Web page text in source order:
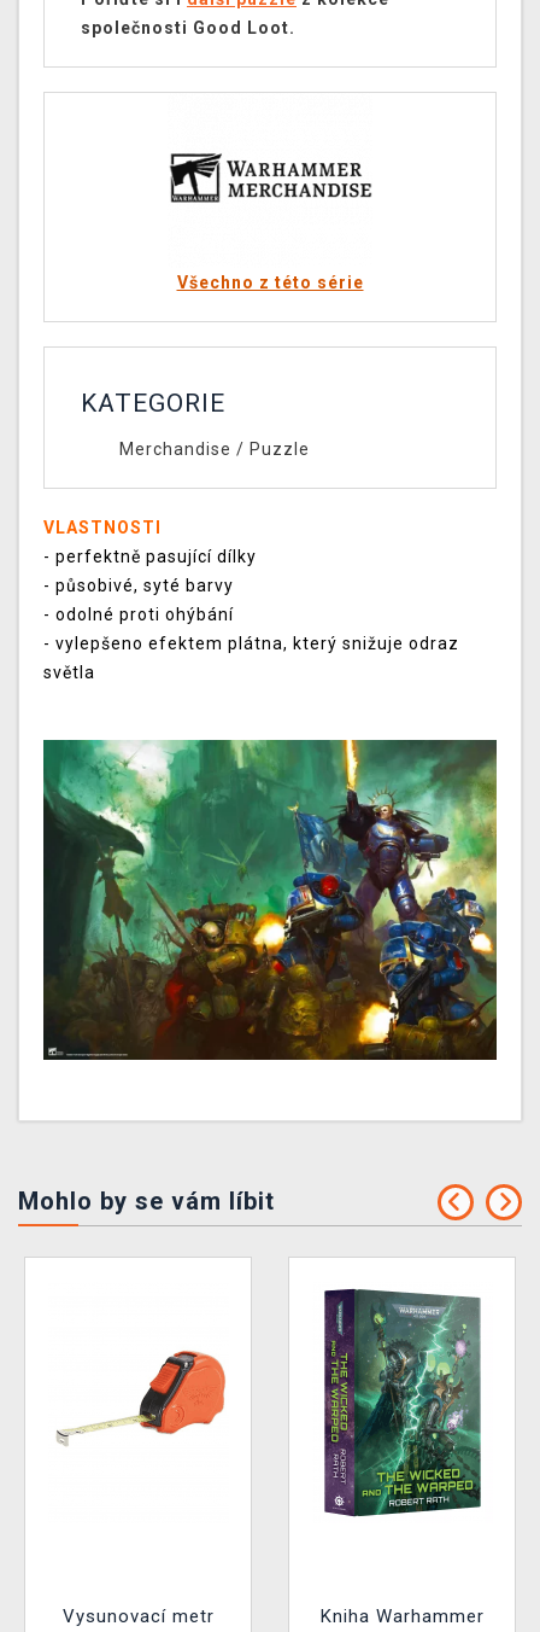
společnosti Good Loot.
Všechno z této série
KATEGORIE
Merchandise / Puzzle
VLASTNOSTI
- perfektně pasující dílky
- působivé, syté barvy
- odolné proti ohýbání
- vylepšeno efektem plátna, který snižuje odraz
světla
Mohlo by se vám líbit
Vysunovací metr
Kniha Warhammer